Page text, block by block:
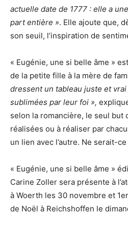
actuelle date de 1777 : elle a
part entière ». Elle ajoute que,
son seuil, l’inspiration de
« Eugénie, une si belle âme »
de la petite fille à la mère de
dressent un tableau juste et
sublimées par leur foi »,
selon la romancière, le seul but
réalisées ou à réaliser par
un lien avec l’autre. Ne serait-
« Eugénie, une si belle âme »
Carine Zoller sera présente à
à Woerth les 30 novembre et
de Noël à Reichshoffen le